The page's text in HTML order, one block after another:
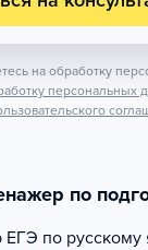
на обработку
персональных
по
ЕГЭ по русскому